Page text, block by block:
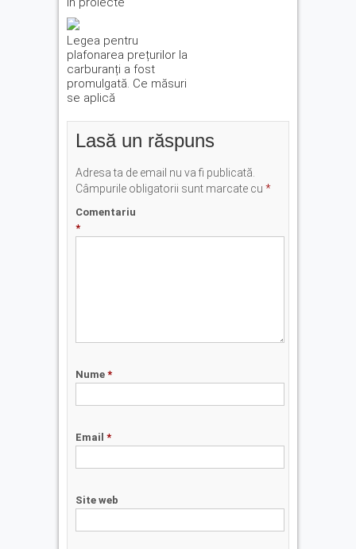
Legea pentru
plafonarea prețurilor la
carburanți a fost
promulgată. Ce măsuri
se aplică
Lasă un răspuns
Adresa ta de email nu va fi publicată.
Câmpurile obligatorii sunt marcate cu *
Comentariu
*
Nume *
Email *
Site web